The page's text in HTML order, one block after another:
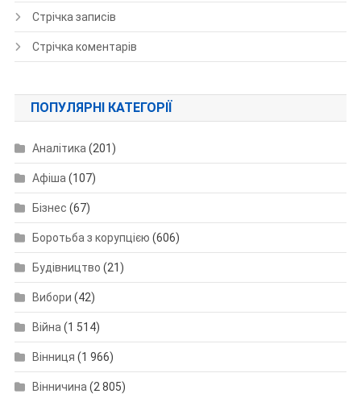
Стрічка записів
Стрічка коментарів
ПОПУЛЯРНІ КАТЕГОРІЇ
Аналітика (201)
Афіша (107)
Бізнес (67)
Боротьба з корупцією (606)
Будівництво (21)
Вибори (42)
Війна (1 514)
Вінниця (1 966)
Вінничина (2 805)